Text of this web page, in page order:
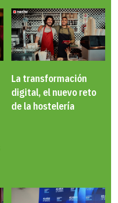
La transformación
digital, el nuevo reto
de la hostelería